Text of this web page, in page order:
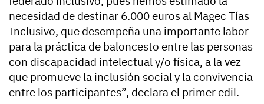
necesidad de destinar 6.000 euros al Magec Tías
Inclusivo, que desempeña una importante labor
para la práctica de baloncesto entre las personas
con discapacidad intelectual y/o física, a la vez
que promueve la inclusión social y la convivencia
entre los participantes”, declara el primer edil.